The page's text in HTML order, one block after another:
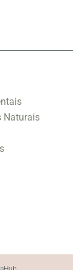
Naturais